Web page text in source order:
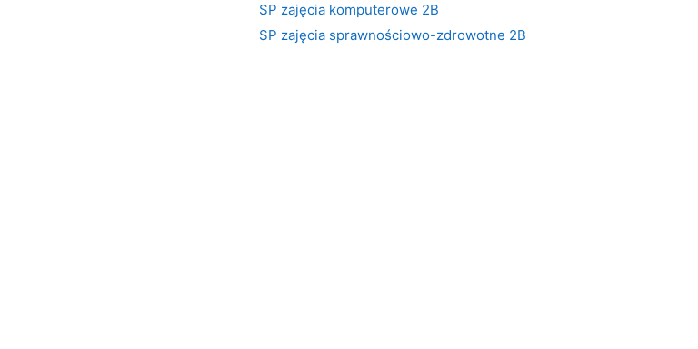
SP zajęcia komputerowe 2B
SP zajęcia sprawnościowo-zdrowotne 2B